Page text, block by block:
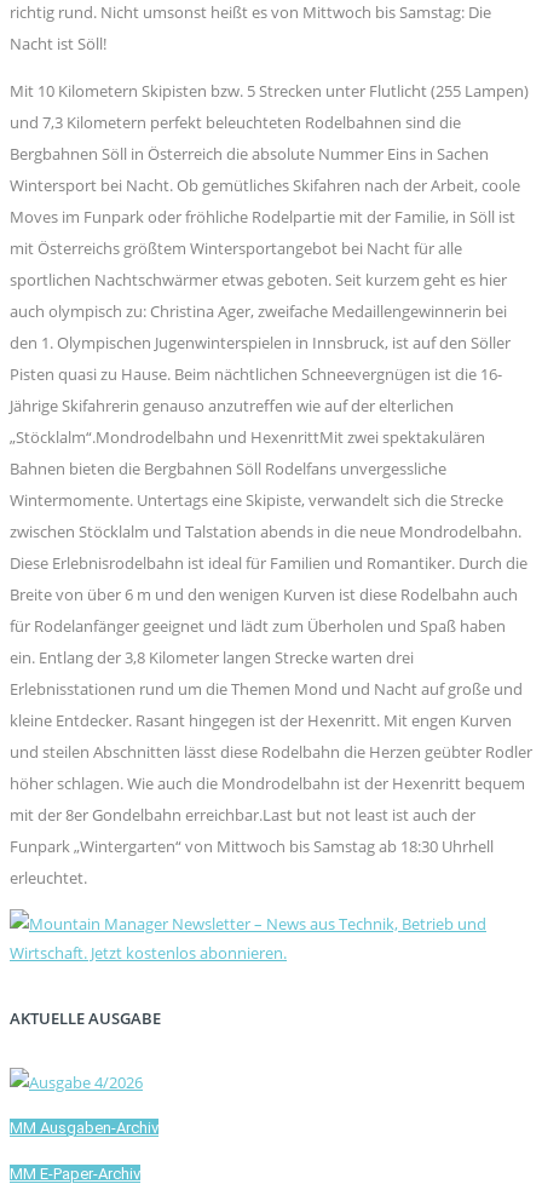
richtig rund. Nicht umsonst heißt es von Mittwoch bis Samstag: Die
Nacht ist Söll!
Mit 10 Kilometern Skipisten bzw. 5 Strecken unter Flutlicht (255 Lampen)
und 7,3 Kilometern perfekt beleuchteten Rodelbahnen sind die
Bergbahnen Söll in Österreich die absolute Nummer Eins in Sachen
Wintersport bei Nacht. Ob gemütliches Skifahren nach der Arbeit, coole
Moves im Funpark oder fröhliche Rodelpartie mit der Familie, in Söll ist
mit Österreichs größtem Wintersportangebot bei Nacht für alle
sportlichen Nachtschwärmer etwas geboten. Seit kurzem geht es hier
auch olympisch zu: Christina Ager, zweifache Medaillengewinnerin bei
den 1. Olympischen Jugenwinterspielen in Innsbruck, ist auf den Söller
Pisten quasi zu Hause. Beim nächtlichen Schneevergnügen ist die 16-
Jährige Skifahrerin genauso anzutreffen wie auf der elterlichen
„Stöcklalm“.Mondrodelbahn und HexenrittMit zwei spektakulären
Bahnen bieten die Bergbahnen Söll Rodelfans unvergessliche
Wintermomente. Untertags eine Skipiste, verwandelt sich die Strecke
zwischen Stöcklalm und Talstation abends in die neue Mondrodelbahn.
Diese Erlebnisrodelbahn ist ideal für Familien und Romantiker. Durch die
Breite von über 6 m und den wenigen Kurven ist diese Rodelbahn auch
für Rodelanfänger geeignet und lädt zum Überholen und Spaß haben
ein. Entlang der 3,8 Kilometer langen Strecke warten drei
Erlebnisstationen rund um die Themen Mond und Nacht auf große und
kleine Entdecker. Rasant hingegen ist der Hexenritt. Mit engen Kurven
und steilen Abschnitten lässt diese Rodelbahn die Herzen geübter Rodler
höher schlagen. Wie auch die Mondrodelbahn ist der Hexenritt bequem
mit der 8er Gondelbahn erreichbar.Last but not least ist auch der
Funpark „Wintergarten“ von Mittwoch bis Samstag ab 18:30 Uhrhell
erleuchtet.
AKTUELLE AUSGABE
MM Ausgaben-Archiv
MM E-Paper-Archiv